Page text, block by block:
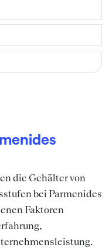
die Gehälter von
bei Parmenides
Faktoren